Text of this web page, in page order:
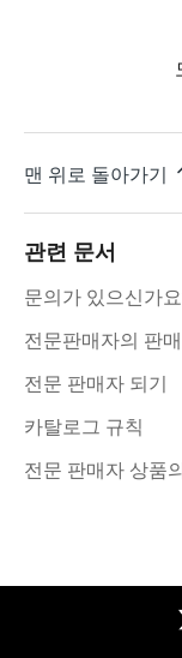
맨 위로 돌아가기
관련 문서
문의가 있으신가
전문판매자의 판
전문 판매자 되기
카탈로그 규칙
전문 판매자 상품